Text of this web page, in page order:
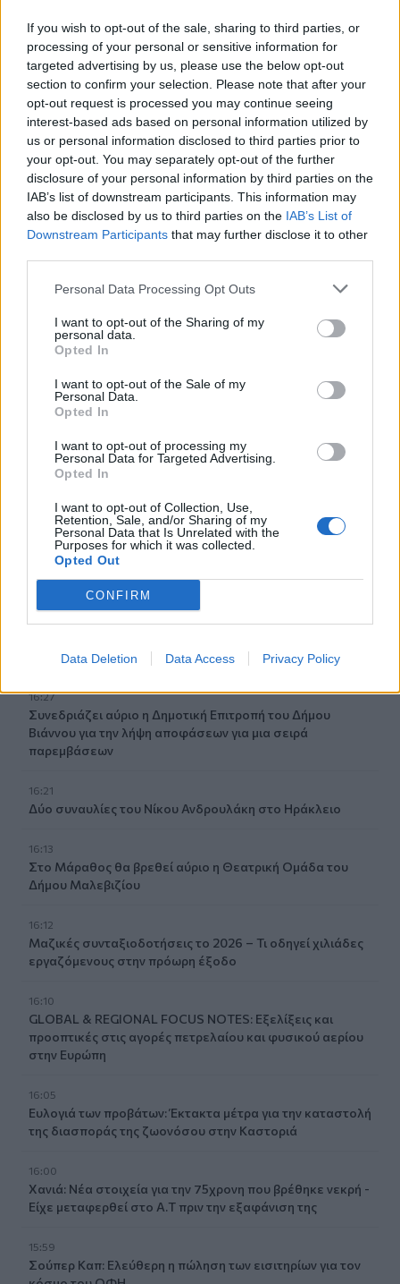
If you wish to opt-out of the sale, sharing to third parties, or
processing of your personal or sensitive information for
targeted advertising by us, please use the below opt-out
section to confirm your selection. Please note that after your
opt-out request is processed you may continue seeing
interest-based ads based on personal information utilized by
us or personal information disclosed to third parties prior to
your opt-out. You may separately opt-out of the further
disclosure of your personal information by third parties on the
IAB’s list of downstream participants. This information may
also be disclosed by us to third parties on the IAB’s List of
Downstream Participants that may further disclose it to other
Personal Data Processing Opt Outs
I want to opt-out of the Sharing of my
personal data.
Opted In
I want to opt-out of the Sale of my
Personal Data.
Opted In
I want to opt-out of processing my
Personal Data for Targeted Advertising.
Opted In
I want to opt-out of Collection, Use,
Retention, Sale, and/or Sharing of my
Personal Data that Is Unrelated with the
Purposes for which it was collected.
Opted Out
CONFIRM
Data Deletion Data Access Privacy Policy
Προηγούμενη σελίδα
1 Next page
Ροή ειδήσεων Δημοφιλή
17:38
Πωλήτρια σε βρετανικό αεροδρόμιο η 46χρονη που
κατηγορείται για την υπόθεση της Marfin
17:28
με λεωφορεία
Πέθανε το άσπρο κουτάβι που συμβίωνε με αγέλη λύκων
ΟΠΕΚΑ: Πότε θα γίνει η δεύτερη πληρωμή των δικαιούχων
ΒΟΑΚ
Ο Βλαδίμηρος Κυριακίδης στο πλευρό των παιδιών του
ΠΑΓΝΗ για 5η χρονιά
λιγότερο από 48 ώρες για το Σούπερ Καπ
16:27
Συνεδριάζει αύριο η Δημοτική Επιτροπή του Δήμου
Βιάννου για την λήψη αποφάσεων για μια σειρά
παρεμβάσεων
16:21
Δύο συναυλίες του Νίκου Ανδρουλάκη στο Ηράκλειο
16:13
Στο Μάραθος θα βρεθεί αύριο η Θεατρική Ομάδα του
Δήμου Μαλεβιζίου
16:12
Μαζικές συνταξιοδοτήσεις το 2026 – Τι οδηγεί χιλιάδες
εργαζόμενους στην πρόωρη έξοδο
16:10
GLOBAL & REGIONAL FOCUS NOTES: Εξελίξεις και
προοπτικές στις αγορές πετρελαίου και φυσικού αερίου
στην Ευρώπη
16:05
Ευλογιά των προβάτων: Έκτακτα μέτρα για την καταστολή
της διασποράς της ζωονόσου στην Καστοριά
16:00
Χανιά: Νέα στοιχεία για την 75χρονη που βρέθηκε νεκρή -
Είχε μεταφερθεί στο Α.Τ πριν την εξαφάνιση της
15:59
Σούπερ Καπ: Ελεύθερη η πώληση των εισιτηρίων για τον